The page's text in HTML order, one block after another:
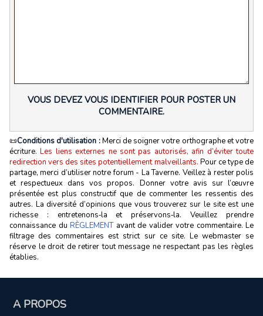
VOUS DEVEZ VOUS IDENTIFIER POUR POSTER UN
COMMENTAIRE.
📜Conditions d'utilisation :Merci de soigner votre orthographe et votre
écriture.Les liens externes ne sont pas autorisés, afin d’éviter toute
redirection vers des sites potentiellement malveillants. Pour ce type de
partage, merci d’utiliser notre forum - La Taverne. Veillez à rester polis
et respectueux dans vos propos. Donner votre avis sur l’œuvre
présentée est plus constructif que de commenter les ressentis des
autres. La diversité d’opinions que vous trouverez sur le site est une
richesse : entretenons‑la et préservons‑la. Veuillez prendre
connaissance du RÈGLEMENTavant de valider votre commentaire. Le
filtrage des commentaires est strict sur ce site. Le webmaster se
réserve le droit de retirer tout message ne respectant pas les règles
établies.
A PROPOS